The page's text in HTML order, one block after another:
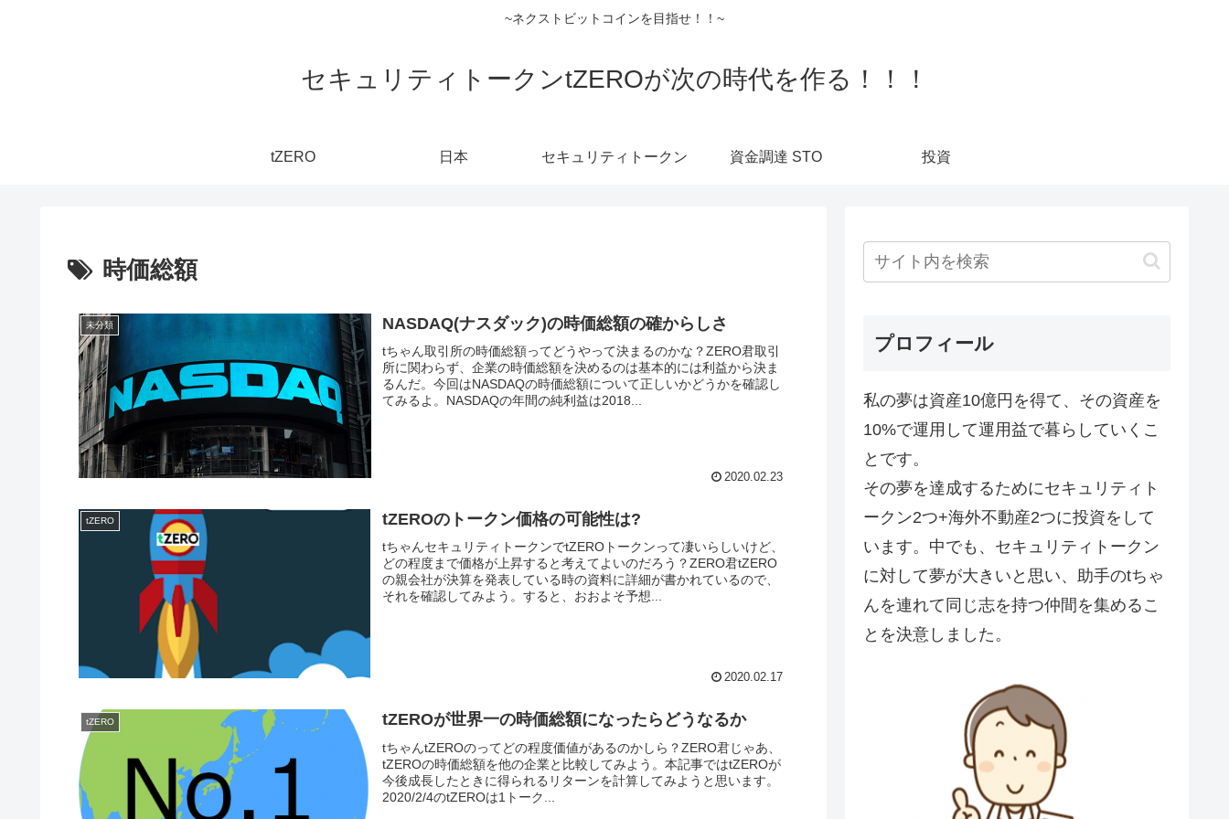
~ネクストビットコインを目指せ！！~
セキュリティトークンtZEROが次の時代を作る！！！
tZERO 日本 セキュリティトークン 資金調達 STO 投資
時価総額
未分類 NASDAQ(ナスダック)の時価総額の確からしさ
tちゃん取引所の時価総額ってどうやって決まるのかな？ZERO君取引
所に関わらず、企業の時価総額を決めるのは基本的には利益から決ま
るんだ。今回はNASDAQの時価総額について正しいかどうかを確認し
てみるよ。NASDAQの年間の純利益は2018...
2020.02.23
tZERO tZEROのトークン価格の可能性は?
tちゃんセキュリティトークンでtZEROトークンって凄いらしいけど、
どの程度まで価格が上昇すると考えてよいのだろう？ZERO君tZERO
の親会社が決算を発表している時の資料に詳細が書かれているので、
それを確認してみよう。すると、おおよそ予想...
2020.02.17
tZERO tZEROが世界一の時価総額になったらどうなるか
tちゃんtZEROのってどの程度価値があるのかしら？ZERO君じゃあ、
tZEROの時価総額を他の企業と比較してみよう。本記事ではtZEROが
今後成長したときに得られるリターンを計算してみようと思います。
2020/2/4のtZEROは1トーク...
プロフィール
私の夢は資産10億円を得て、その資産を
10%で運用して運用益で暮らしていくこ
とです。
その夢を達成するためにセキュリティト
ークン2つ+海外不動産2つに投資をして
います。中でも、セキュリティトークン
に対して夢が大きいと思い、助手のtちゃ
んを連れて同じ志を持つ仲間を集めるこ
とを決意しました。